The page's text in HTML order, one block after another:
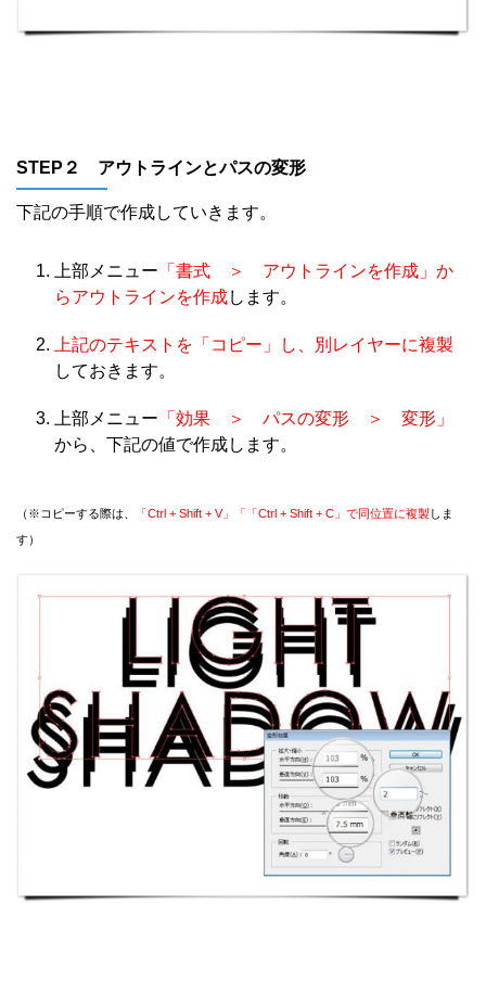
STEP２ アウトラインとパスの変形
下記の手順で作成していきます。
上部メニュー 「書式 ＞ アウトラインを作成」か
らアウトラインを作成します。
上記のテキストを「コピー」し、別レイヤーに複製
しておきます。
上部メニュー 「効果 ＞ パスの変形 ＞ 変形」
から、下記の値で作成します。
（※コピーする際は、 「Ctrl + Shift + V」「「Ctrl + Shift + C」で同位置に複製しま
す）